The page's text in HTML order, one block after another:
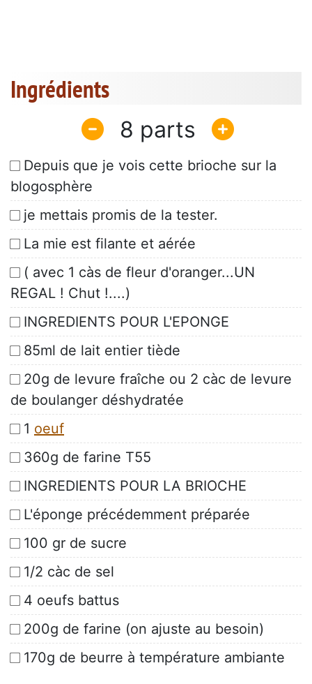
Ingrédients
8
Depuis que je vois cette brioche sur la
blogosphère
je mettais promis de la tester.
La mie est filante et aérée
( avec 1 càs de fleur d'oranger...UN
REGAL ! Chut !....)
INGREDIENTS POUR L'EPONGE
85ml de lait entier tiède
20g de levure fraîche ou 2 càc de levure
de boulanger déshydratée
1 oeuf
360g de farine T55
INGREDIENTS POUR LA BRIOCHE
L'éponge précédemment préparée
100 gr de sucre
1/2 càc de sel
4 oeufs battus
200g de farine (on ajuste au besoin)
170g de beurre à température ambiante